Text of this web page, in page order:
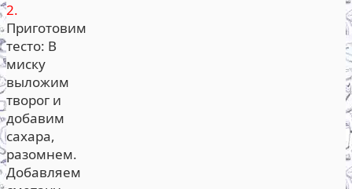
2.
Приготовим
тесто: В
миску
выложим
творог и
добавим
сахара,
разомнем.
Добавляем